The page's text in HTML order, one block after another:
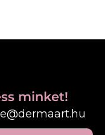
Klinikailag
a bőrt a
minket!